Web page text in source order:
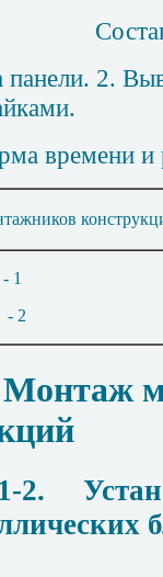
панели. 2.
времени и
- 1
- 2
2.